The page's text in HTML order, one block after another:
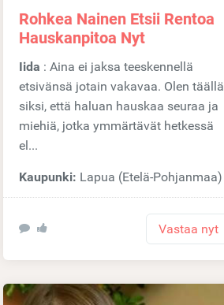
Rohkea Nainen Etsii Rentoa
Hauskanpitoa Nyt
Iida : Aina ei jaksa teeskennellä
etsivänsä jotain vakavaa. Olen täällä
siksi, että haluan hauskaa seuraa ja
miehiä, jotka ymmärtävät hetkessä
el...
Kaupunki: Lapua (Etelä-Pohjanmaa)
Vastaa nyt